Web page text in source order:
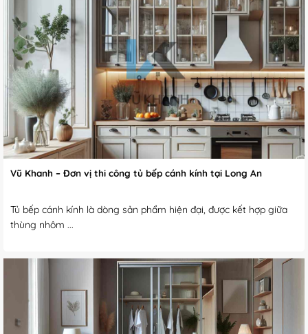
Vũ Khanh – Đơn vị thi công tủ bếp cánh kính tại Long An
Tủ bếp cánh kính là dòng sản phẩm hiện đại, được kết hợp giữa
thùng nhôm ...